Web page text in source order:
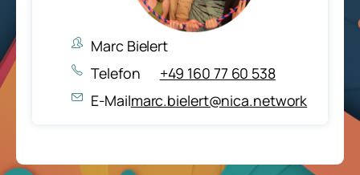
Marc Bielert
Telefon
+49 160 77 60 538
E-Mailmarc.bielert@nica.network